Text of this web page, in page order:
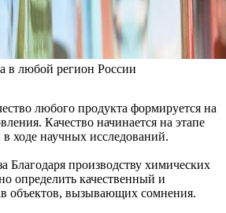
в любой регион России
любого продукта формируется на
Качество начинается на этапе
ходе научных исследований.
Благодаря производству химических
определить качественный и
объектов, вызывающих сомнения.